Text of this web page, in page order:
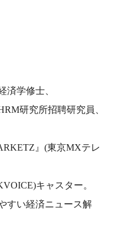
済学修士、
研究所招聘研究員、
』(東京MXテレ
キャスター。
すい経済ニュース解